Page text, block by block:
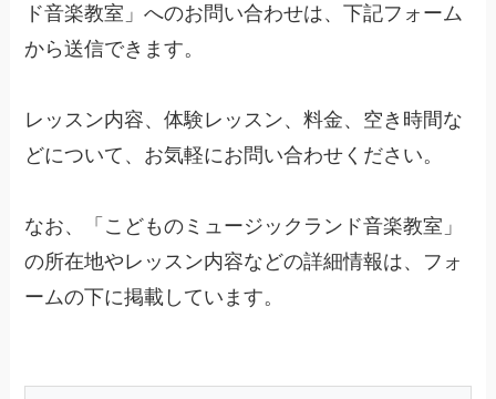
ド音楽教室」へのお問い合わせは、下記フォーム
から送信できます。
レッスン内容、体験レッスン、料金、空き時間な
どについて、お気軽にお問い合わせください。
なお、「こどものミュージックランド音楽教室」
の所在地やレッスン内容などの詳細情報は、フォ
ームの下に掲載しています。